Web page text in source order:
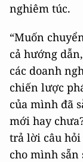
nghiêm túc.
“Muốn
cả hướng
các doanh
chiến lược
của mình đã
mới hay
trả lời câu hỏi
cho mình